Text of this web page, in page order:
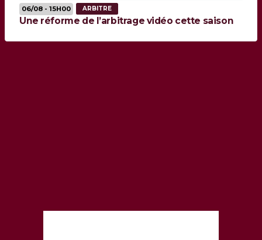
06/08 - 15H00 ARBITRE
Une réforme de l’arbitrage vidéo cette saison